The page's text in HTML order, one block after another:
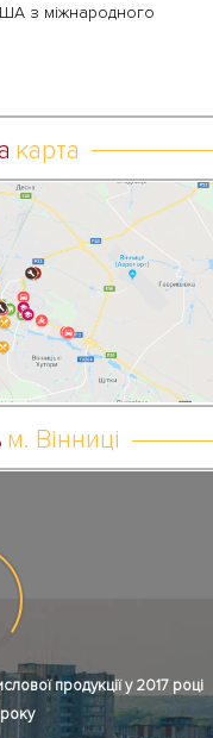
з міжнародного
карта
м. Вінниці
продукції у 2017 році